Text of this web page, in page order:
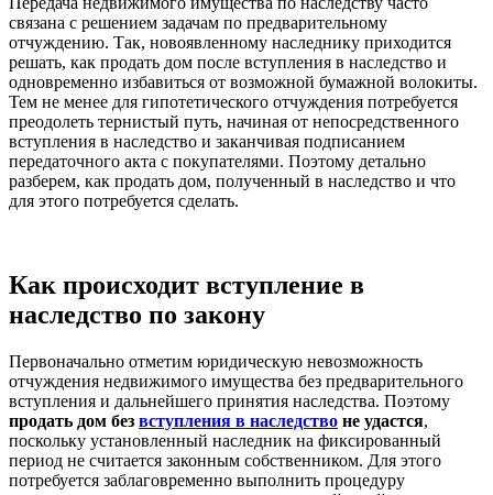
связана с решением задачам по предварительному
отчуждению. Так, новоявленному наследнику приходится
решать, как продать дом после вступления в наследство и
одновременно избавиться от возможной бумажной волокиты.
Тем не менее для гипотетического отчуждения потребуется
преодолеть тернистый путь, начиная от непосредственного
вступления в наследство и заканчивая подписанием
передаточного акта с покупателями. Поэтому детально
разберем, как продать дом, полученный в наследство и что
для этого потребуется сделать.
Как происходит вступление в
наследство по закону
Первоначально отметим юридическую невозможность
отчуждения недвижимого имущества без предварительного
вступления и дальнейшего принятия наследства. Поэтому
продать дом без вступления в наследство не удастся,
поскольку установленный наследник на фиксированный
период не считается законным собственником. Для этого
потребуется заблаговременно выполнить процедуру